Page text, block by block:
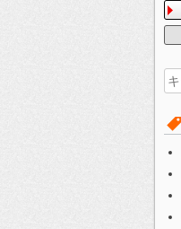
検
索
す
る: